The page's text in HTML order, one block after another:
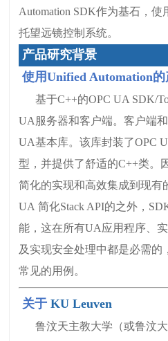
Automation SDK作为基石，
托望远镜控制系统。
产品研究背景
使用Unified Automation的
基于C++的OPC UA SDK/
UA服务器和客户端。客户端
UA基本库。该库封装了OPC
型，并提供了舒适的C++类。
简化的实现和高效集成到现有
UA 简化Stack API的之外，
能，这在所有UA应用程序、
及实现安全处理中都是必需的
常见的用例。
关于 KU Leuven
鲁汶天主教大学（或鲁汶大